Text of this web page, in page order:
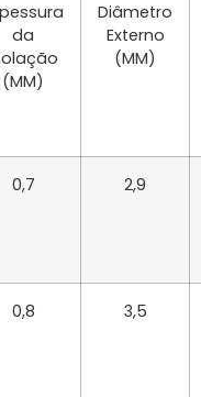
da
(MM)
Diâmetro
Externo
(MM)
0,7 2,9
0,8 3,5